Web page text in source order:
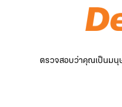
ตรวจสอบว่าคุณเป็นมนุ